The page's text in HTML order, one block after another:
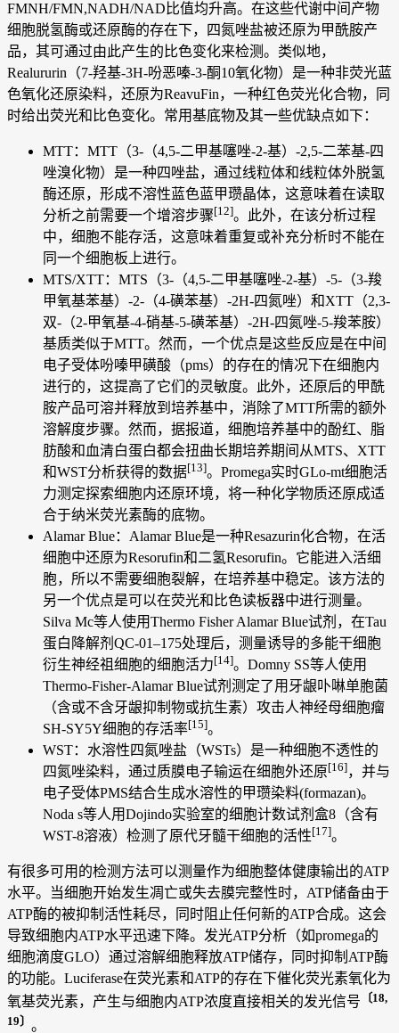
FMNH/FMN,NADH/NAD比值均升高。在这些代谢中间产物
细胞脱氢酶或还原酶的存在下，四氮唑盐被还原为甲酰胺产
品，其可通过由此产生的比色变化来检测。类似地，
Realururin（7-羟基-3H-吩恶嗪-3-酮10氧化物）是一种非荧光蓝
色氧化还原染料，还原为ReavuFin，一种红色荧光化合物，同
时给出荧光和比色变化。常用基底物及其一些优缺点如下：
MTT：MTT（3-（4,5-二甲基噻唑-2-基）-2,5-二苯基-四
唑溴化物）是一种四唑盐，通过线粒体和线粒体外脱氢
酶还原，形成不溶性蓝色蓝甲瓒晶体，这意味着在读取
分析之前需要一个增溶步骤[12]。此外，在该分析过程
中，细胞不能存活，这意味着重复或补充分析时不能在
同一个细胞板上进行。
MTS/XTT：MTS（3-（4,5-二甲基噻唑-2-基）-5-（3-羧
甲氧基苯基）-2-（4-磺苯基）-2H-四氮唑）和XTT（2,3-
双-（2-甲氧基-4-硝基-5-磺苯基）-2H-四氮唑-5-羧苯胺）
基质类似于MTT。然而，一个优点是这些反应是在中间
电子受体吩嗪甲磺酸（pms）的存在的情况下在细胞内
进行的，这提高了它们的灵敏度。此外，还原后的甲酰
胺产品可溶并释放到培养基中，消除了MTT所需的额外
溶解度步骤。然而，据报道，细胞培养基中的酚红、脂
肪酸和血清白蛋白都会扭曲长期培养期间从MTS、XTT
和WST分析获得的数据[13]。Promega实时GLo-mt细胞活
力测定探索细胞内还原环境，将一种化学物质还原成适
合于纳米荧光素酶的底物。
Alamar Blue：Alamar Blue是一种Resazurin化合物，在活
细胞中还原为Resorufin和二氢Resorufin。它能进入活细
胞，所以不需要细胞裂解，在培养基中稳定。该方法的
另一个优点是可以在荧光和比色读板器中进行测量。
Silva Mc等人使用Thermo Fisher Alamar Blue试剂，在Tau
蛋白降解剂QC-01–175处理后，测量诱导的多能干细胞
衍生神经祖细胞的细胞活力[14]。Domny SS等人使用
Thermo-Fisher-Alamar Blue试剂测定了用牙龈卟啉单胞菌
（含或不含牙龈抑制物或抗生素）攻击人神经母细胞瘤
SH-SY5Y细胞的存活率[15]。
WST：水溶性四氮唑盐（WSTs）是一种细胞不透性的
四氮唑染料，通过质膜电子输运在细胞外还原[16]，并与
电子受体PMS结合生成水溶性的甲瓒染料(formazan)。
Noda s等人用Dojindo实验室的细胞计数试剂盒8（含有
WST-8溶液）检测了原代牙髓干细胞的活性[17]。
有很多可用的检测方法可以测量作为细胞整体健康输出的ATP
水平。当细胞开始发生凋亡或失去膜完整性时，ATP储备由于
ATP酶的被抑制活性耗尽，同时阻止任何新的ATP合成。这会
导致细胞内ATP水平迅速下降。发光ATP分析（如promega的
细胞滴度GLO）通过溶解细胞释放ATP储存，同时抑制ATP酶
的功能。Luciferase在荧光素和ATP的存在下催化荧光素氧化为
氧基荧光素，产生与细胞内ATP浓度直接相关的发光信号 〔18,
19〕 。